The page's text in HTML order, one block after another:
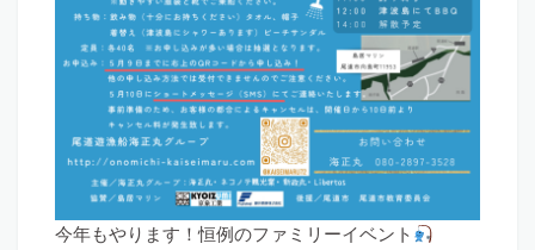
今年もやります！恒例のファミリーイベント